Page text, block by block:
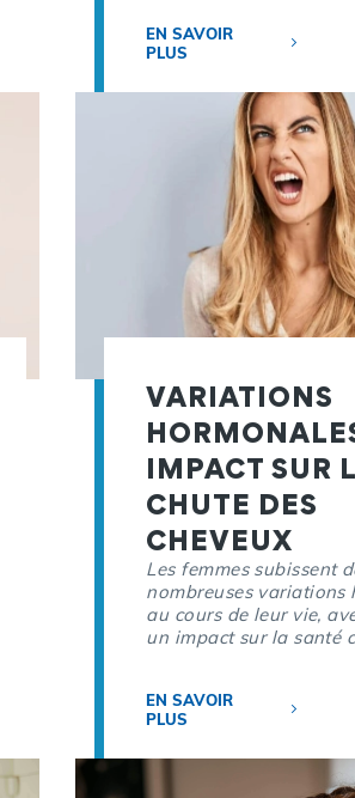
EN SAVOIR
PLUS
VARIATIONS
IMPACT SUR
CHUTE DES
CHEVEUX
Les femmes subissent
nombreuses variations
au cours de leur vie,
un impact sur la santé
EN SAVOIR
PLUS